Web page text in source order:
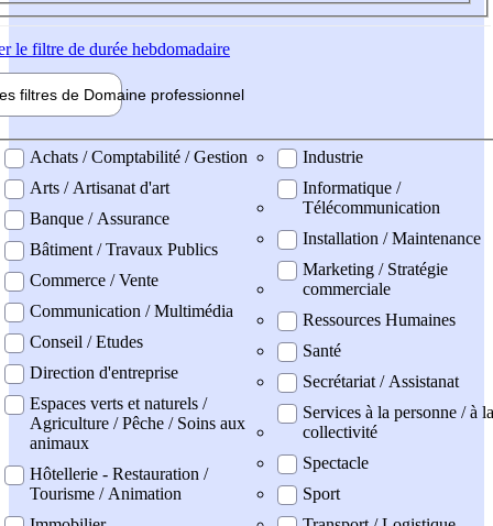
le filtre de durée hebdomadaire
filtres de Domaine professionnel
professionel
Achats / Comptabilité / Gestion
Arts / Artisanat d'art
Banque / Assurance
Bâtiment / Travaux Publics
Commerce / Vente
Communication / Multimédia
Conseil / Etudes
Direction d'entreprise
Espaces verts et naturels /
Agriculture / Pêche / Soins aux
animaux
Hôtellerie - Restauration /
Tourisme / Animation
Industrie
Informatique /
Télécommunication
Installation / Maintenance
Marketing / Stratégie
commerciale
Ressources Humaines
Santé
Secrétariat / Assistanat
Services à la personne / à la
collectivité
Spectacle
Sport